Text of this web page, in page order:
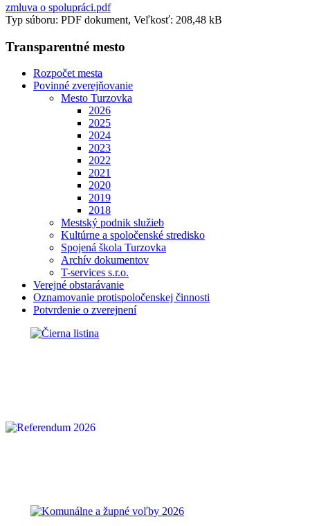
zmluva o spolupráci.pdf
Typ súboru: PDF dokument, Veľkosť: 208,48 kB
Transparentné mesto
Rozpočet mesta
Povinné zverejňovanie
Mesto Turzovka
2026
2025
2024
2023
2022
2021
2020
2019
2018
Mestský podnik služieb
Kultúrne a spoločenské stredisko
Spojená škola Turzovka
Archív dokumentov
T-services s.r.o.
Verejné obstarávanie
Oznamovanie protispoločenskej činnosti
Potvrdenie o zverejnení